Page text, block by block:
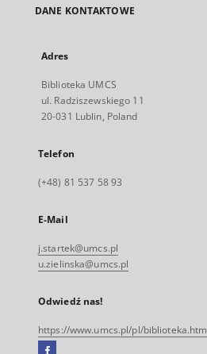
DANE KONTAKTOWE
Adres
Biblioteka UMCS
ul. Radziszewskiego 11
20-031 Lublin, Poland
Telefon
(+48) 81 537 58 93
E-Mail
j.startek@umcs.pl
u.zielinska@umcs.pl
Odwiedź nas!
https://www.umcs.pl/pl/biblioteka.htm
Facebook